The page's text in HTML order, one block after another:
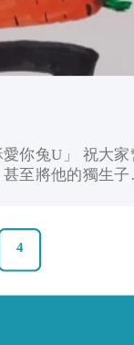
」 祝大家奮
4